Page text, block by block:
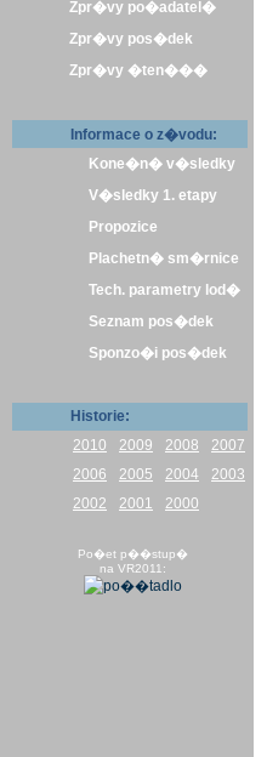
Zpr�vy po�adatel�
Zpr�vy pos�dek
Zpr�vy �ten���
Informace o z�vodu:
Kone�n� v�sledky
V�sledky 1. etapy
Propozice
Plachetn� sm�rnice
Tech. parametry lod�
Seznam pos�dek
Sponzo�i pos�dek
Historie:
2010
2009 2008
2007
2006
2005 2004
2003
2002
2001 2000
Po�et p��stup�
na VR2011: